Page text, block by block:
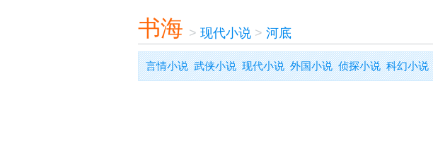
书海 > 现代小说> 河底
言情小说 武侠小说 现代小说 外国小说 侦探小说 科幻小说